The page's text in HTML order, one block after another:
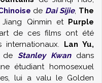
de Dai Sijie, The
Qinmin et Purple
de ces films ont été
internationaux. Lan Yu,
deStanley Kwandans
étudiant homosexuel
lui a valu le Golden